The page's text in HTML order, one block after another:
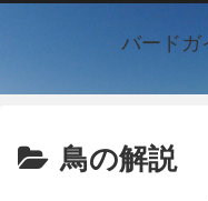
バードガ
鳥の解説